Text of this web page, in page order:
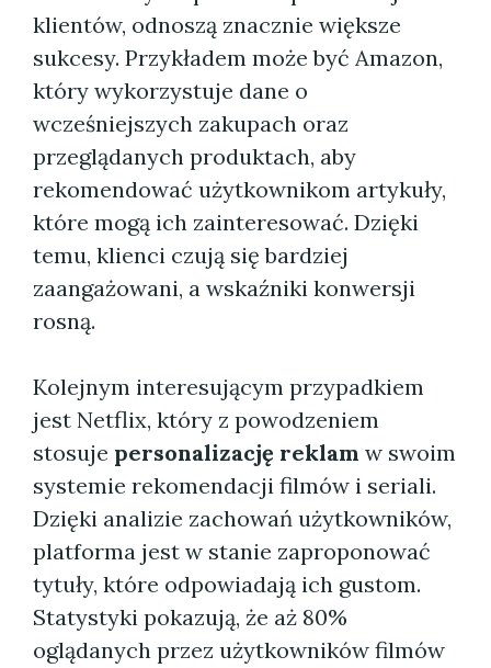
klientów, odnoszą znacznie większe
sukcesy. Przykładem może być Amazon,
który wykorzystuje dane o
wcześniejszych zakupach oraz
przeglądanych produktach, aby
rekomendować użytkownikom artykuły,
które mogą ich zainteresować. Dzięki
temu, klienci czują się bardziej
zaangażowani, a wskaźniki konwersji
rosną.
Kolejnym interesującym przypadkiem
jest Netflix, który z powodzeniem
stosuje personalizację reklam w swoim
systemie rekomendacji filmów i seriali.
Dzięki analizie zachowań użytkowników,
platforma jest w stanie zaproponować
tytuły, które odpowiadają ich gustom.
Statystyki pokazują, że aż 80%
oglądanych przez użytkowników filmów